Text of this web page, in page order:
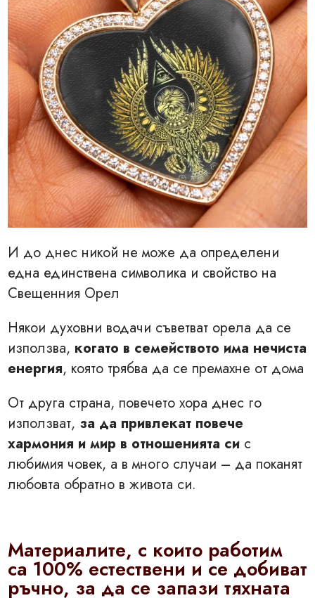
И до днес никой не може да определени
една единствена символика и свойство на
Свещенния Орел
Някои духовни водачи съветват орела да се
използва, когато в семейството има нечиста
енергия, която трябва да се премахне от дома
От друга страна, повечето хора днес го
използват, за да привлекат повече
хармония и мир в отношенията си с
любимия човек, а в много случаи – да поканят
любовта обратно в живота си.
Материалите, с които работим
са 100% естествени и се добиват
ръчно, за да се запази тяхната